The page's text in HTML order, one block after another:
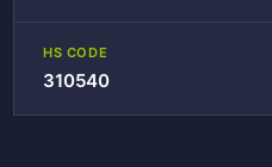
HS CODE
310540